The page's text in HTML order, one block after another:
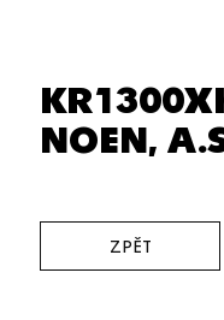
NOEN,
ZPĚT